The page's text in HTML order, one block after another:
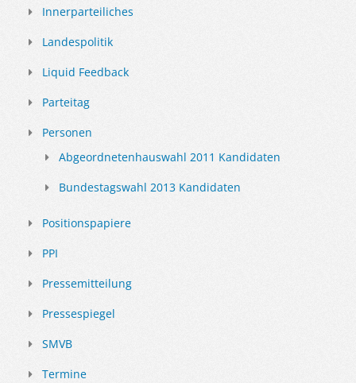
Innerparteiliches
Landespolitik
Liquid Feedback
Parteitag
Personen
Abgeordnetenhauswahl 2011 Kandidaten
Bundestagswahl 2013 Kandidaten
Positionspapiere
PPI
Pressemitteilung
Pressespiegel
SMVB
Termine